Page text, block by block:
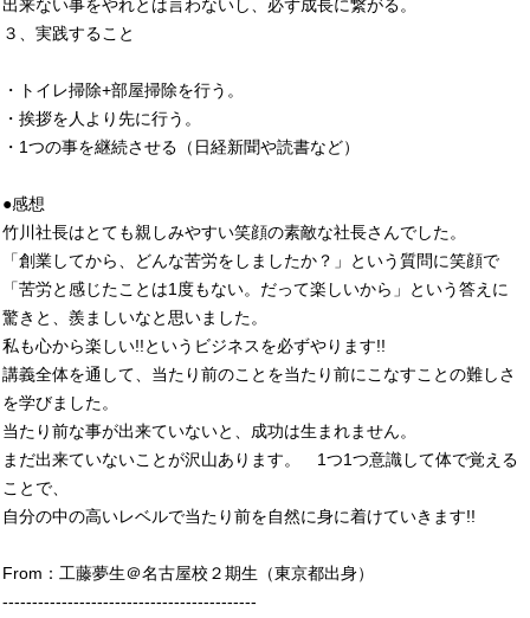
出来ない事をやれとは言わないし、必ず成長に繋がる。
３、実践すること
・トイレ掃除+部屋掃除を行う。
・挨拶を人より先に行う。
・1つの事を継続させる（日経新聞や読書など）
●感想
竹川社長はとても親しみやすい笑顔の素敵な社長さんでした。
「創業してから、どんな苦労をしましたか？」という質問に笑顔で
「苦労と感じたことは1度もない。だって楽しいから」という答えに
驚きと、羨ましいなと思いました。
私も心から楽しい!!というビジネスを必ずやります!!
講義全体を通して、当たり前のことを当たり前にこなすことの難しさ
を学びました。
当たり前な事が出来ていないと、成功は生まれません。
まだ出来ていないことが沢山あります。 1つ1つ意識して体で覚える
ことで、
自分の中の高いレベルで当たり前を自然に身に着けていきます!!
From：工藤夢生＠名古屋校２期生（東京都出身）
-------------------------------------------